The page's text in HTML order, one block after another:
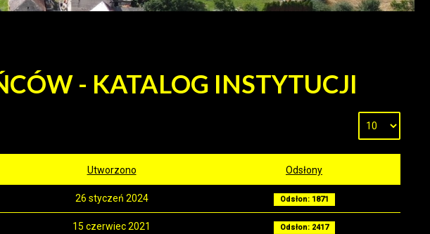
- KATALOG INSTYTUCJI
Utworzono Odsłony
26 styczeń 2024 Odsłon: 1871
15 czerwiec 2021 Odsłon: 2417